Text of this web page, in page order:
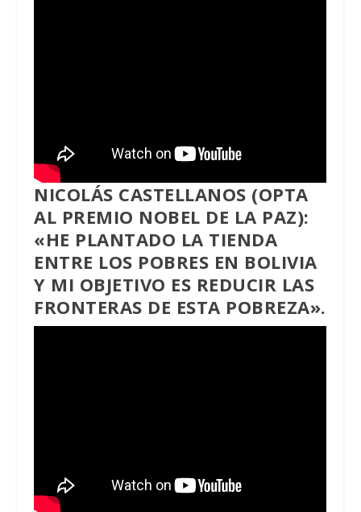
NICOLÁS CASTELLANOS (OPTA
AL PREMIO NOBEL DE LA PAZ):
«HE PLANTADO LA TIENDA
ENTRE LOS POBRES EN BOLIVIA
Y MI OBJETIVO ES REDUCIR LAS
FRONTERAS DE ESTA POBREZA».